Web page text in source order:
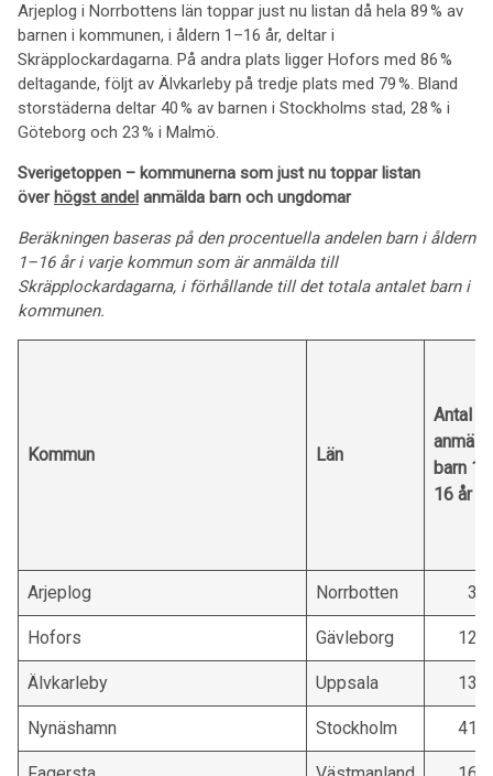
Arjeplog i Norrbottens län toppar just nu listan då hela 89 % av
barnen i kommunen, i åldern 1–16 år, deltar i
Skräpplockardagarna. På andra plats ligger Hofors med 86 %
deltagande, följt av Älvkarleby på tredje plats med 79 %. Bland
storstäderna deltar 40 % av barnen i Stockholms stad, 28 % i
Göteborg och 23 % i Malmö.
Sverigetoppen – kommunerna som just nu toppar listan
över högst andel anmälda barn och ungdomar
Beräkningen baseras på den procentuella andelen barn i åldern
1–16 år i varje kommun som är anmälda till
Skräpplockardagarna, i förhållande till det totala antalet barn i
kommunen.
Kommun Län
Antal
barn 1-
16 år
Arjeplog Norrbotten
Hofors Gävleborg
Älvkarleby Uppsala
Nynäshamn Stockholm